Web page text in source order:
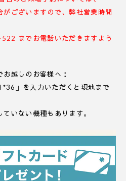
ございますので、弊社営業時間
までお電話いただきますよう
越しのお客様へ：
」を入力いただくと現地まで
いない機種もあります。